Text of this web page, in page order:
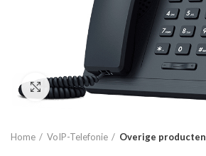
Click to enlarge
Home VoIP-Telefonie Overige producten